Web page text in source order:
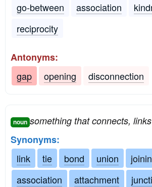
go-between
association
reciprocity
Antonyms:
gap
opening disconnection
noun something that connects, links
Synonyms:
link
tie bond union
association
attachment